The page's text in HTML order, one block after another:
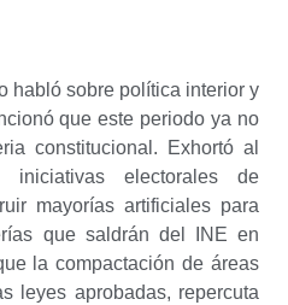
habló sobre política interior y
que este periodo ya no
constitucional. Exhortó al
iniciativas electorales de
mayorías artificiales para
que saldrán del INE en
la compactación de áreas
leyes aprobadas, repercuta